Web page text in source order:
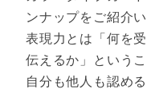
ンナップをご紹介い
表現力とは「何を
伝えるか」というこ
自分も他人も認め